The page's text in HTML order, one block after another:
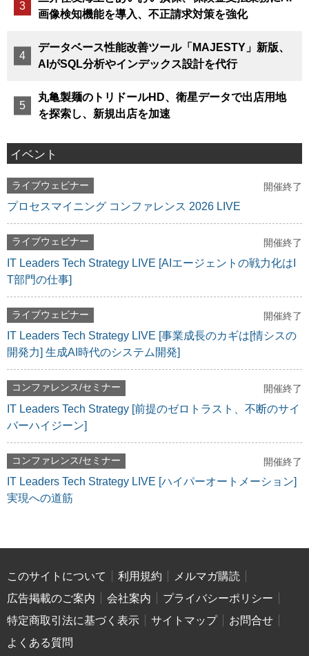
画像検知機能を導入、不正請求対策を強化
データベース性能改善ツール「MAJESTY」新版、
AIがSQL分析やインデックス設計を代行
丸亀製麺のトリドールHD、衛星データで出店用地
を探索し、新規出店を加速
イベント
ライブウェビナー 開催終了
プロセスマイニング コンファレンス 2026 LIVE
ライブウェビナー 開催終了
IT Leaders Tech Strategy LIVE [AIエージェントの戦力化はI
T部門の仕事]
ライブウェビナー 開催終了
IT Leaders Tech Strategy LIVE [事業成長のカギは[情シスの
開発力] 生成AI時代のシステム開発]
コンファレンス/セミナー 開催終了
IT Leaders Tech Strategy [前提のゼロトラスト、不断のサイ
バーハイジーン]
コンファレンス/セミナー 開催終了
IT Leaders Tech Strategy LIVE [ハイパーオートメーション]
実現への道筋
このサイトについて 利用規約
メルマガ購読
広告掲載のご案内
会社案内
プライバシーポリシー
特定商取引法に基づく表示
サイトマップ
お問合せ
よくある質問